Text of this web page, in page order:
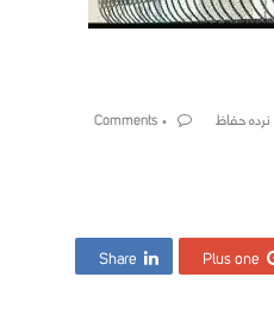
نرده حفاظ ۰ Comments
Plus one
Share